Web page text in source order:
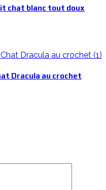
chat blanc tout doux
Dracula au crochet